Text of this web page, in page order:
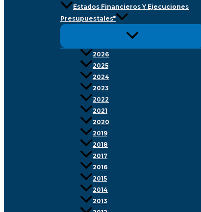
Estados Financieros Y Ejecuciones
Presupuestales*
2026
2025
2024
2023
2022
2021
2020
2019
2018
2017
2016
2015
2014
2013